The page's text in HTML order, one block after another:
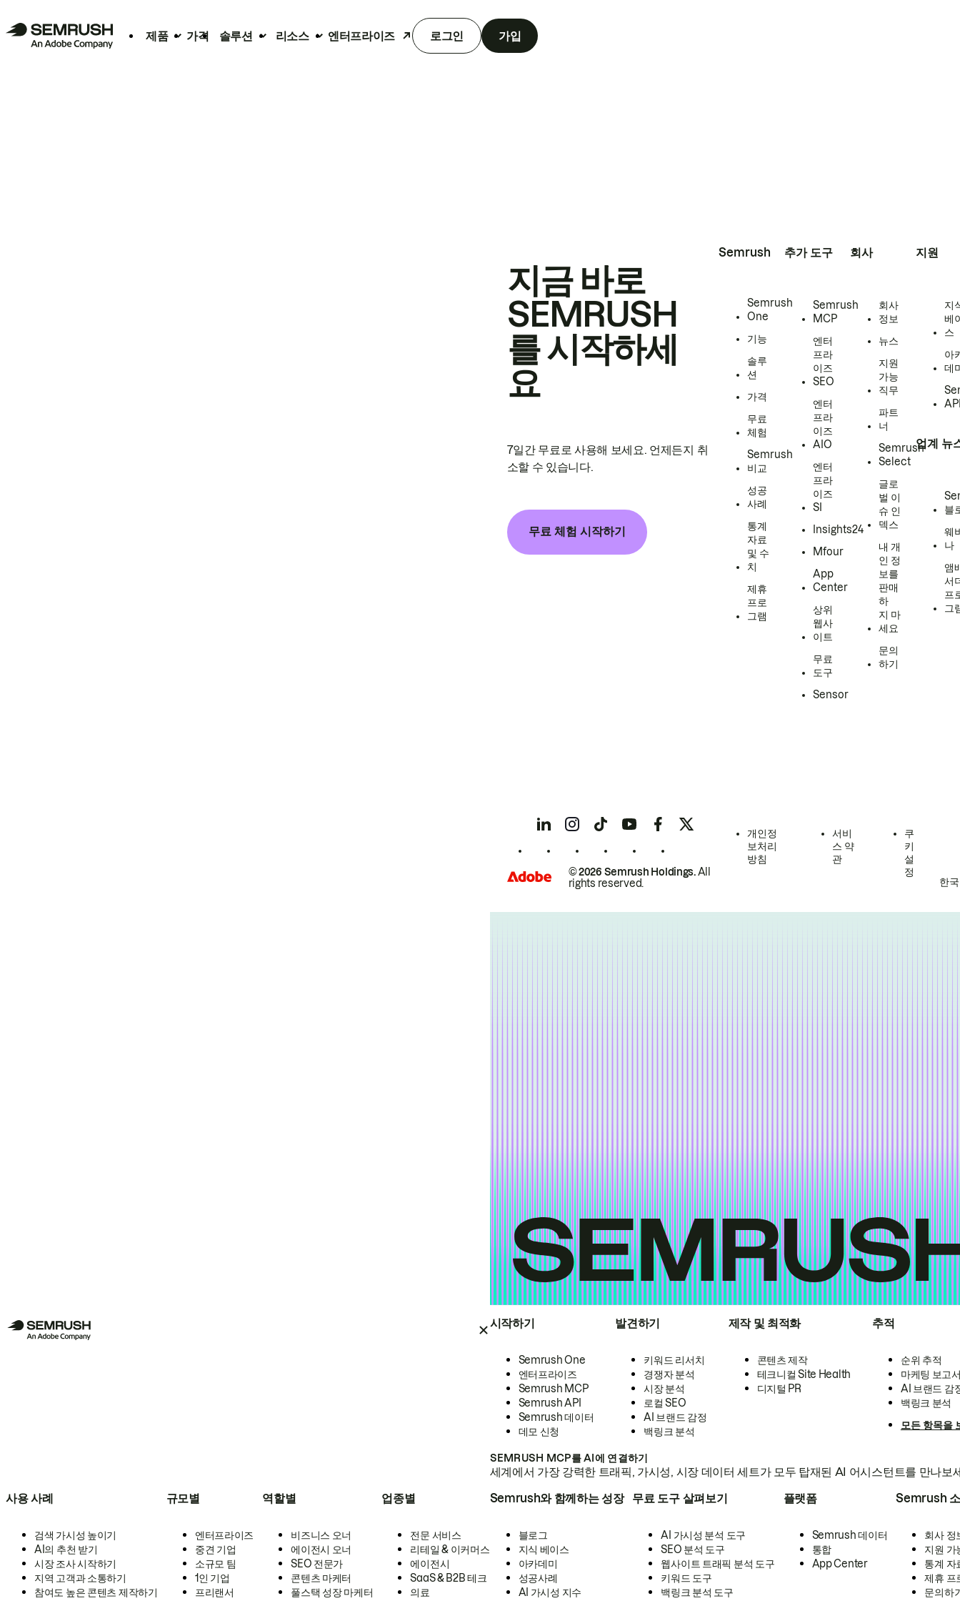
제품 가격 솔루션 리소스 엔터프라이즈 로그인 가입
시작하기
Semrush One
엔터프라이즈
Semrush MCP
Semrush API
Semrush 데이터
데모 신청
발견하기
키워드 리서치
경쟁자 분석
시장 분석
로컬 SEO
AI 브랜드 감정
백링크 분석
제작 및 최적화
콘텐츠 제작
테크니컬 Site Health
디지털 PR
추적
순위 추적
마케팅 보고
AI 브랜드 감
백링크 분석
모든 항목을
SEMRUSH MCP를 AI에 연결하기
세계에서 가장 강력한 트래픽, 가시성, 시장 데이터 세트가 모두 탑재된 AI 어시스턴트를 만나보
사용 사례
검색 가시성 높이기
AI의 추천 받기
시장 조사 시작하기
지역 고객과 소통하기
참여도 높은 콘텐츠 제작하기
규모별
엔터프라이즈
중견 기업
소규모 팀
1인 기업
프리랜서
역할별
비즈니스 오너
에이전시 오너
SEO 전문가
콘텐츠 마케터
풀스택 성장 마케터
업종별
전문 서비스
리테일 & 이커머스
에이전시
SaaS & B2B 테크
의료
Semrush와 함께하는 성장
블로그
지식 베이스
아카데미
성공사례
AI 가시성 지수
무료 도구 살펴보기
AI 가시성 분석 도구
SEO 분석 도구
웹사이트 트래픽 분석 도구
키워드 도구
백링크 분석 도구
플랫폼
Semrush 데이터
통합
App Center
Semrush
회사 정
지원 가
통계 자
제휴 프
문의하
지금 바로
SEMRUSH
를 시작하세
요
7일간 무료로 사용해 보세요. 언제든지 취
소할 수 있습니다.
무료 체험 시작하기
Semrush
Semrush
One
기능
솔루
션
가격
무료
체험
Semrush
비교
성공
사례
통계
자료
및 수
치
제휴
프로
그램
추가 도구
Semrush
MCP
엔터
프라
이즈
SEO
엔터
프라
이즈
AIO
엔터
프라
이즈
SI
Insights24
Mfour
App
Center
상위
웹사
이트
무료
도구
Sensor
회사
회사
정보
뉴스
지원
가능
직무
파트
너
Semrush
Select
글로
벌 이
슈 인
덱스
내 개
인 정
보를
판매
하
지 마
세요
문의
하기
지원
지
베
스
아
데
업계 뉴
블
웨
나
앰
서
프
그
© 2026 Semrush Holdings.All
rights reserved.
개인정
보처리
방침
서비
스 약
관
쿠
키
설
정
한